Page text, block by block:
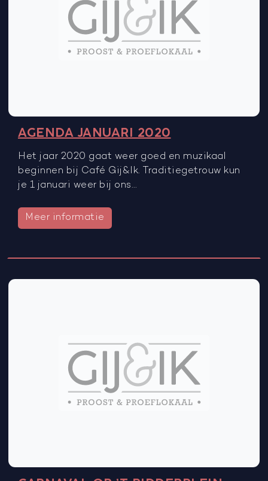
AGENDA JANUARI 2020
Het jaar 2020 gaat weer goed en muzikaal
beginnen bij Café Gij&Ik. Traditiegetrouw kun
je 1 januari weer bij ons…
Meer informatie